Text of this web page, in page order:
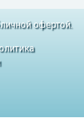
офертой.